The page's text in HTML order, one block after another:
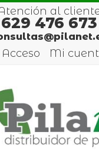
al
629 476 673
Acceso Mi